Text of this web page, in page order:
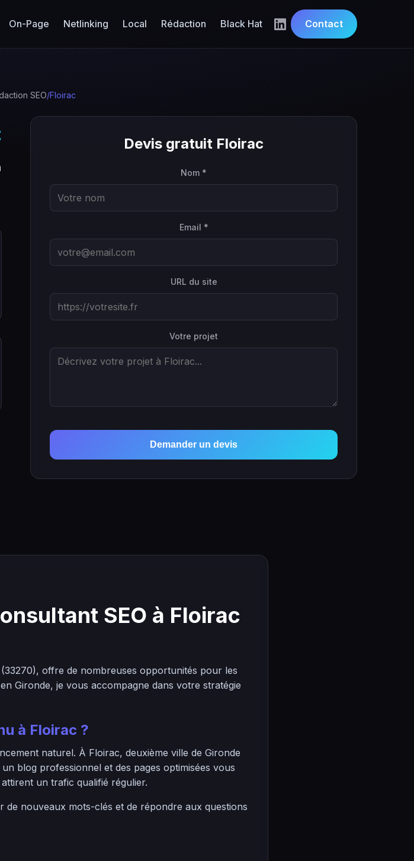
On-Page Netlinking Local Rédaction Black Hat Contact
SEO/Floirac
Devis gratuit Floirac
Nom *
Email *
URL du site
Votre projet
Demander un devis
SEO à Floirac
offre de nombreuses opportunités pour les
Gironde, je vous accompagne dans votre stratégie
à Floirac ?
naturel. À Floirac, deuxième ville de Gironde
blog professionnel et des pages optimisées vous
un trafic qualifié régulier.
nouveaux mots-clés et de répondre aux questions